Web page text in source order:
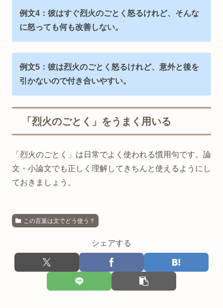
例文4：彼はすぐ烈火のごとく怒るけれど、そんな
に怒っても何も改善しない。
例文5：彼は烈火のごとく怒るけれど、意外と後を
引かないので付き合いやすい。
「烈火のごとく」をうまく用いる
「烈火のごとく」は日常でよく使われる慣用句です。論
文・小論文でも正しく理解してきちんと使えるようにし
ておきましょう。
この言葉は文でどう使う？
シェアする